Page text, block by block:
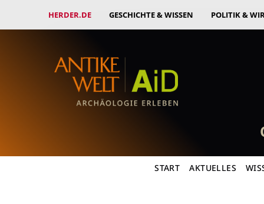
HERDER.DE GESCHICHTE & WISSEN POLITIK &
START AKTUELLES